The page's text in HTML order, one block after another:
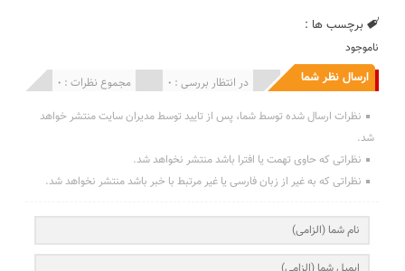
برچسب ها :
ناموجود
ارسال نظر شما مجموع نظرات : 0 در انتظار بررسی : 0 انتشار یافته : 0
نظرات ارسال شده توسط شما، پس از تایید توسط مدیران سایت منتشر خواهد
شد.
نظراتی که حاوی تهمت یا افترا باشد منتشر نخواهد شد.
نظراتی که به غیر از زبان فارسی یا غیر مرتبط با خبر باشد منتشر نخواهد شد.